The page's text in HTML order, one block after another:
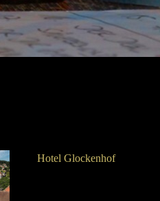
Hotel Glockenhof